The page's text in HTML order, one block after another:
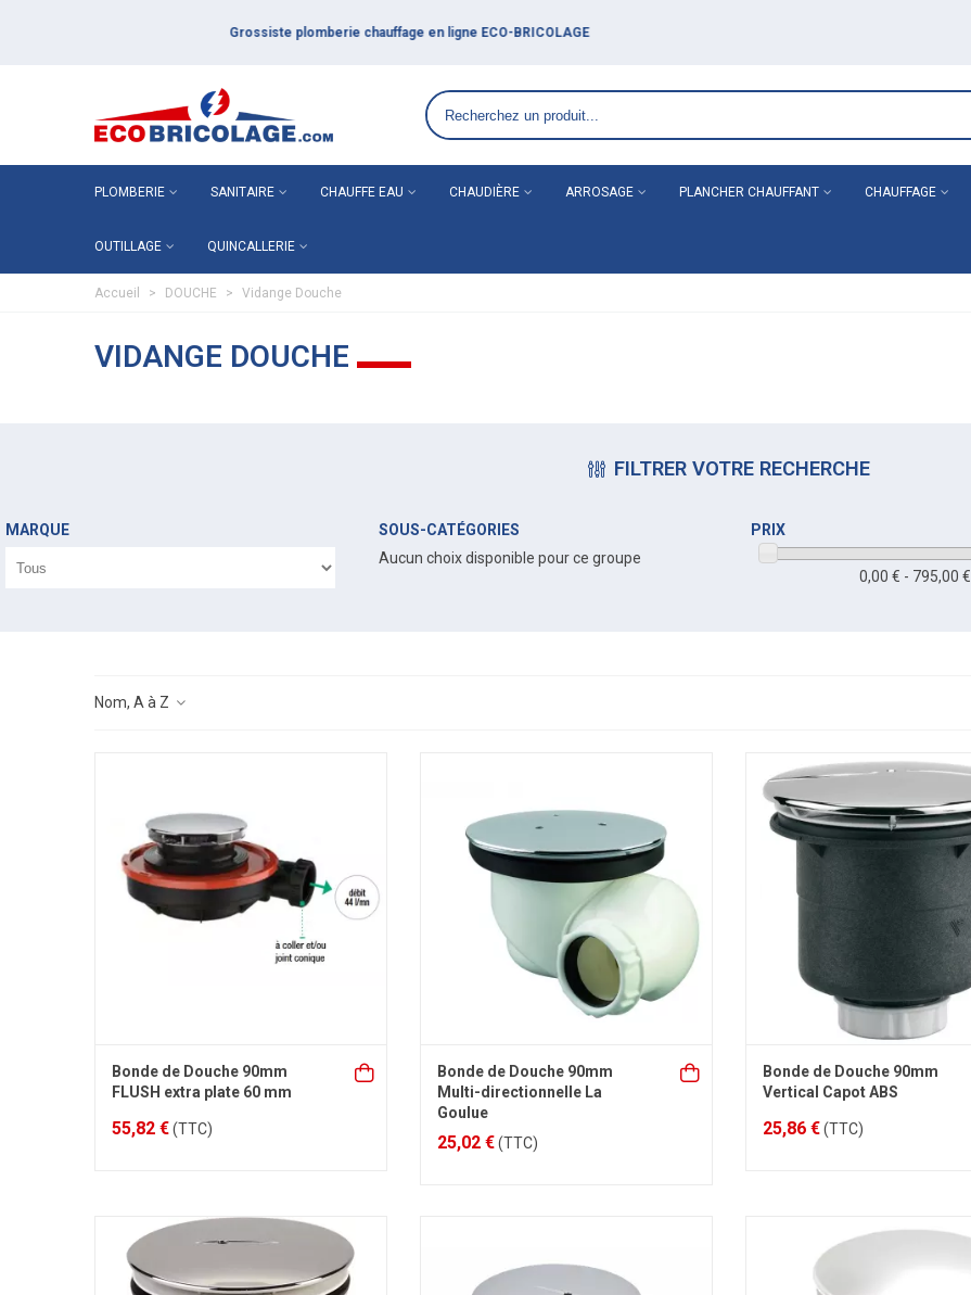
Grossiste plomberie chauffage en ligne ECO-BRICOLAGE
PLOMBERIE SANITAIRE CHAUFFE EAU CHAUDIÈRE ARROSAGE PLANCHER CHAUFFANT CHAUFFAGE
OUTILLAGE QUINCALLERIE
Accueil > DOUCHE > Vidange Douche
VIDANGE DOUCHE
FILTRER VOTRE RECHERCHE
MARQUE
SOUS-CATÉGORIES
Aucun choix disponible pour ce groupe
PRIX
0,00 € - 795,00 €
Nom, A à Z
Bonde de Douche 90mm
FLUSH extra plate 60 mm
55,82 €(TTC)
Bonde de Douche 90mm
Multi-directionnelle La
Goulue
25,02 €(TTC)
Bonde de Douche 90mm
Vertical Capot ABS
25,86 €(TTC)